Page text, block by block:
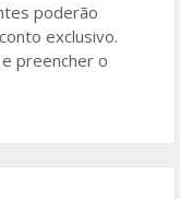
poderão
exclusivo.
e preencher o